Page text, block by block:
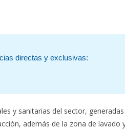
directas y exclusivas:
y sanitarias del sector,
además de la zona de lavado